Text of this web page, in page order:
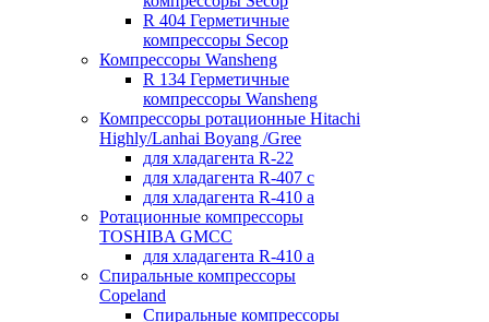
R 404 Герметичные
компрессоры Secop
Компрессоры Wansheng
R 134 Герметичные
компрессоры Wansheng
Компрессоры ротационные Hitachi
Highly/Lanhai Boyang /Gree
для хладагента R-22
для хладагента R-407 с
для хладагента R-410 а
Ротационные компрессоры
TOSHIBA GMCC
для хладагента R-410 а
Спиральные компрессоры
Copeland
Спиральные компрессоры